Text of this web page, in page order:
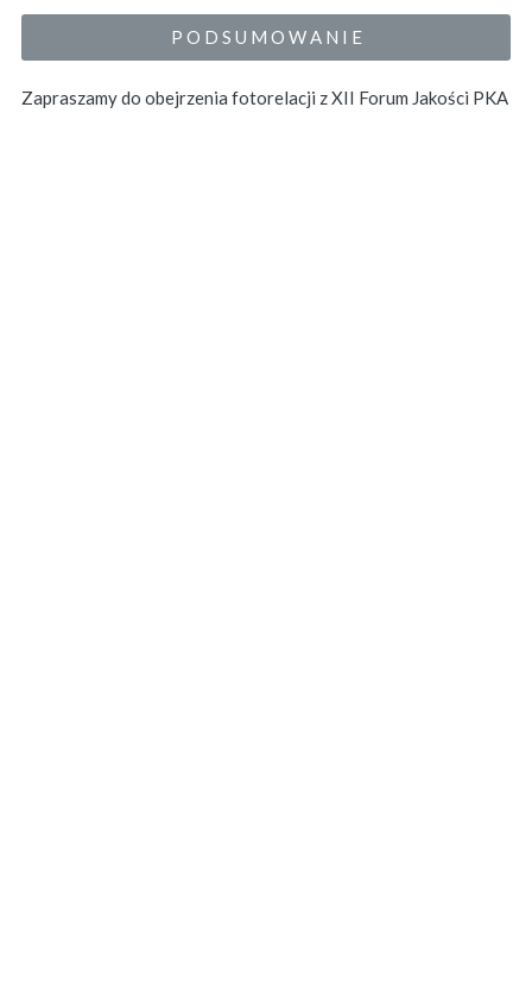
P O D S U M O W A N I E
Zapraszamy do obejrzenia fotorelacji z XII Forum Jakości PKA